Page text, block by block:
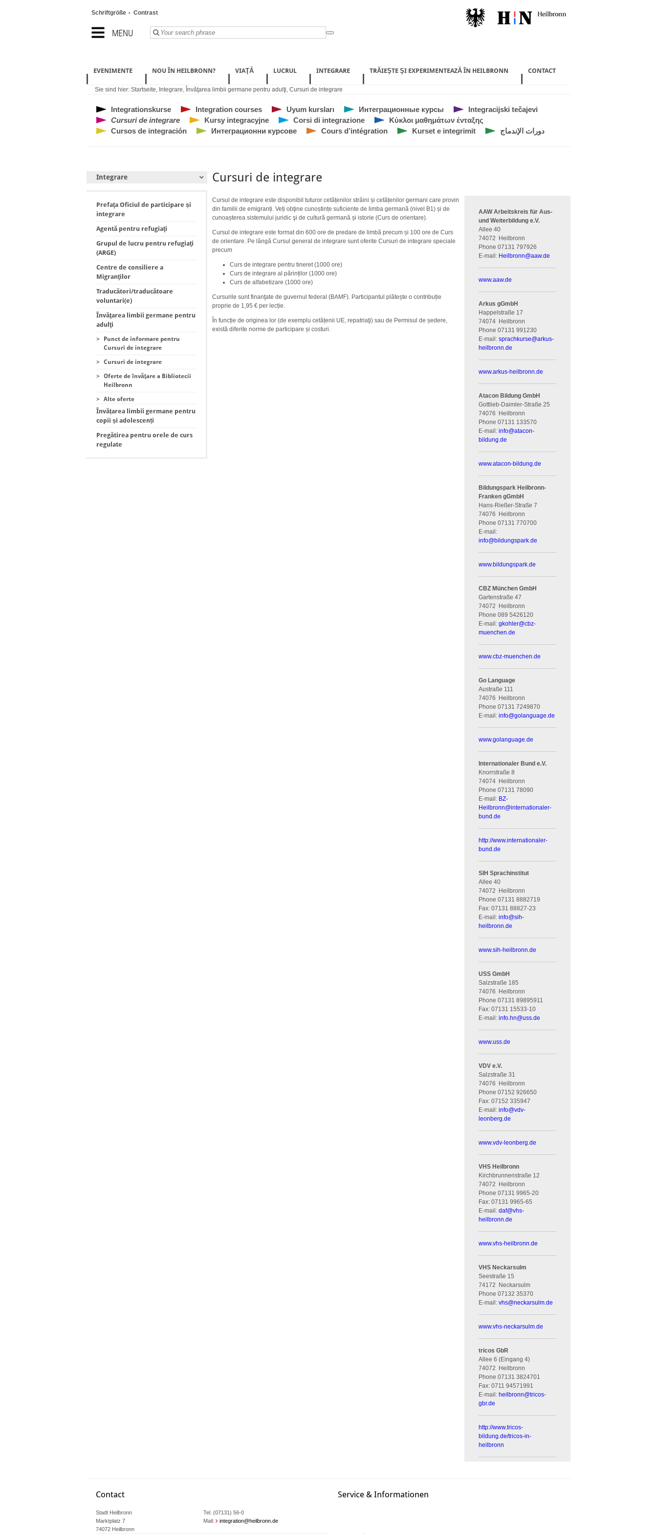
MENU
Schriftgröße Contrast
EVENIMENTE NOU ÎN HEILBRONN? VIAŢĂ LUCRUL INTEGRARE TRĂIEŞTE ŞI EXPERIMENTEAZĂ ÎN HEILBRONN CONTACT
Sie sind hier: Startseite, Integrare, Învăţarea limbii germane pentru adulţi, Cursuri de integrare
Integrationskurse Integration courses Uyum kursları Интеграционные курсы
Integracijski tečajevi
Cursuri de integrare
Kursy integracyjne Corsi di integrazione
Κύκλοι μαθημάτων ένταξης
Cursos de integración
Интеграционни курсове Cours d’intégration Kurset e integrimit دورات الإندماج
Integrare
Prefaţa Oficiul de participare și
integrare
Agentă pentru refugiaţi
Grupul de lucru pentru refugiaţi
(ARGE)
Centre de consiliere a
Migranţilor
Traducători/traducătoare
voluntari(e)
Învăţarea limbii germane pentru
adulţi
>
Punct de informare pentru
Cursuri de integrare
> Cursuri de integrare
>
Oferte de învăţare a Bibliotecii
Heilbronn
> Alte oferte
Învățarea limbii germane pentru
copii și adolescenți
Pregătirea pentru orele de curs
regulate
Cursuri de integrare
Cursul de integrare este disponibil tuturor cetățenilor străini și cetățenilor germani care provin
din familii de emigranți. Veți obţine cunoștințe suficiente de limba germană (nivel B1) și de
cunoașterea sistemului juridic şi de cultură germană și istorie (Curs de orientare).
Cursul de integrare este format din 600 ore de predare de limbă precum și 100 ore de Curs
de orientare. Pe lângă Cursul general de integrare sunt oferite Cursuri de integrare speciale
precum
Curs de integrare pentru tineret (1000 ore)
Curs de integrare al părinților (1000 ore)
Curs de alfabetizare (1000 ore)
Cursurile sunt finanţate de guvernul federal (BAMF). Participantul plătește o contribuție
proprie de 1,95 € per lecție.
În funcție de originea lor (de exemplu cetățenii UE, repatriaţi) sau de Permisul de ședere,
există diferite norme de participare și costuri.
AAW Arbeitskreis für Aus-
und Weiterbildung e.V.
Allee 40
74072
Heilbronn
Phone07131 797926
E-mail: Heilbronn@aaw.de
www.aaw.de
Arkus gGmbH
Happelstraße 17
74074 Heilbronn
Phone07131 991230
E-mail:sprachkurse@arkus-
heilbronn.de
www.arkus-heilbronn.de
Atacon Bildung GmbH
Gottlieb-Daimler-Straße 25
74076
Heilbronn
Phone07131 133570
E-mail:info@atacon-
bildung.de
www.atacon-bildung.de
Bildungspark Heilbronn-
Franken gGmbH
Hans-Rießer-Straße 7
74076
Heilbronn
Phone07131 770700
E-mail:
info@bildungspark.de
www.bildungspark.de
CBZ München GmbH
Gartenstraße 47
74072
Heilbronn
Phone089 5426120
E-mail:gkohler@cbz-
muenchen.de
www.cbz-muenchen.de
Go Language
Austraße 111
74076
Heilbronn
Phone07131 7249870
E-mail:info@golanguage.de
www.golanguage.de
Internationaler Bund e.V.
Knorrstraße 8
74074 Heilbronn
Phone07131 78090
E-mail: BZ-
Heilbronn@internationaler-
bund.de
http://www.internationaler-
bund.de
SIH Sprachinstitut
Allee 40
74072
Heilbronn
Phone07131 8882719
Fax:07131 88827-23
E-mail:info@sih-
heilbronn.de
www.sih-heilbronn.de
USS GmbH
Salzstraße 185
74076
Heilbronn
Phone07131 89895911
Fax:07131 15533-10
E-mail:info.hn@uss.de
www.uss.de
VDV e.V.
Salzstraße 31
74076
Heilbronn
Phone07152 926650
Fax:07152 335947
E-mail:info@vdv-
leonberg.de
www.vdv-leonberg.de
VHS Heilbronn
Kirchbrunnenstraße 12
74072
Heilbronn
Phone07131 9965-20
Fax:07131 9965-65
E-mail:daf@vhs-
heilbronn.de
www.vhs-heilbronn.de
VHS Neckarsulm
Seestraße 15
74172
Neckarsulm
Phone07132 35370
E-mail:vhs@neckarsulm.de
www.vhs-neckarsulm.de
tricos GbR
Allee 6 (Eingang 4)
74072
Heilbronn
Phone07131 3824701
Fax:0711 94571991
E-mail: heilbronn@tricos-
gbr.de
http://www.tricos-
bildung.de/tricos-in-
heilbronn
Contact
Stadt Heilbronn
Marktplatz 7
74072 Heilbronn
Tel. (07131) 56-0
Mail:
integration@heilbronn.de
Service & Informationen